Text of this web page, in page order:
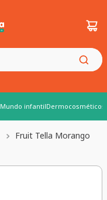
Mundo infantilDermocosméticos
Fruit Tella Morango